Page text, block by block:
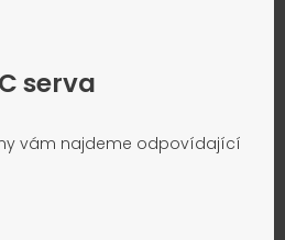
serva
vám najdeme odpovídající